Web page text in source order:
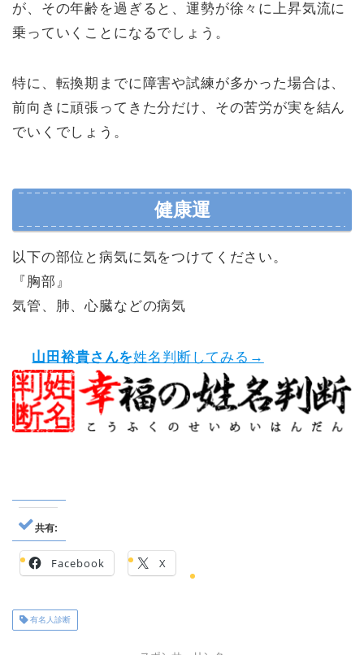
が、その年齢を過ぎると、運勢が徐々に上昇気流に
乗っていくことになるでしょう。
特に、転換期までに障害や試練が多かった場合は、
前向きに頑張ってきた分だけ、その苦労が実を結ん
でいくでしょう。
健康運
以下の部位と病気に気をつけてください。
『胸部』
気管、肺、心臓などの病気
山田裕貴さんを姓名判断してみる→
共有:
Facebook X
有名人診断